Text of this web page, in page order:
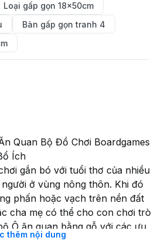
Loại gấp gọn 18x50cm
Bàn gấp gọn tranh 4
Quan Bộ Đồ Chơi Boardgames
Ích
gắn bó với tuổi thơ của nhiều
ở vùng nông thôn. Khi đó
phấn hoặc vạch trên nền đất
cha mẹ có thể cho con chơi trò
Ô ăn quan bằng gỗ với các ưu
thêm nội dung